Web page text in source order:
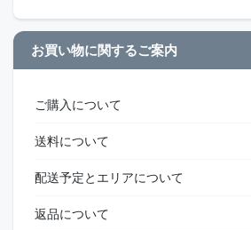
お買い物に関するご案内
ご購入について
送料について
配送予定とエリアについて
返品について